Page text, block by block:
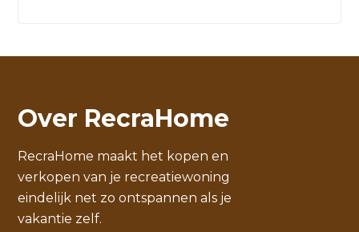
Over RecraHome
RecraHome maakt het kopen en
verkopen van je recreatiewoning
eindelijk net zo ontspannen als je
vakantie zelf.